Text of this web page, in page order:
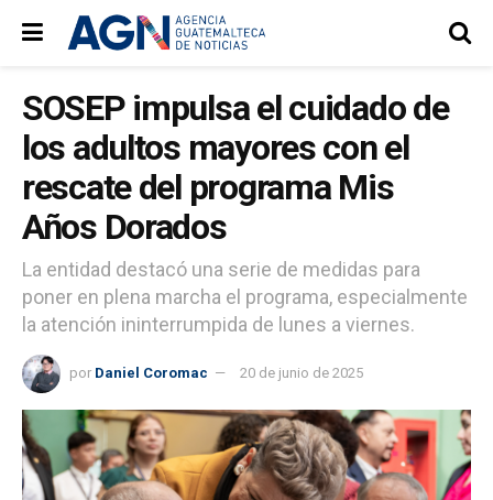
SOSEP impulsa el cuidado de
los adultos mayores con el
rescate del programa Mis
Años Dorados
La entidad destacó una serie de medidas para
poner en plena marcha el programa, especialmente
la atención ininterrumpida de lunes a viernes.
por Daniel Coromac 20 de junio de 2025